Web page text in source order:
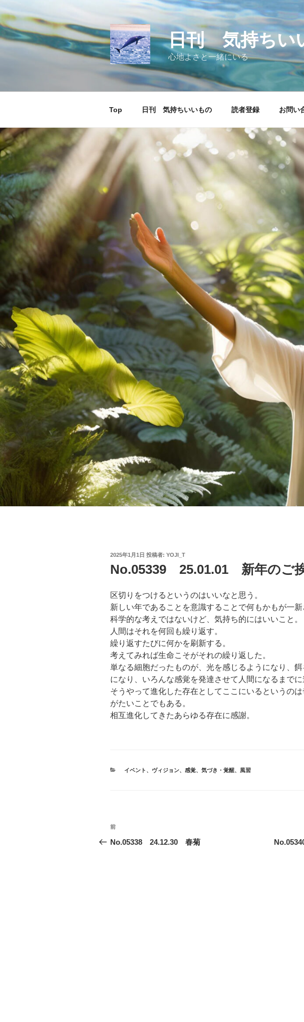
ン
テ
ン
キ
日刊 気持ちい
心地よさと一緒にいる
Top 日刊 気持ちいいもの 読者登録 お問い
投
日:
2025年1月1日 投稿者: YOJI_T
No.05339 25.01.01 新年のご
区切りをつけるというのはいいなと思う。
新しい年であることを意識することで何もかもが一新
科学的な考えではないけど、気持ち的にはいいこと。
人間はそれを何回も繰り返す。
繰り返すたびに何かを刷新する。
考えてみれば生命こそがそれの繰り返した。
単なる細胞だったものが、光を感じるようになり、餌
になり、いろんな感覚を発達させて人間になるまでに
そうやって進化した存在としてここにいるというのは
がたいことでもある。
相互進化してきたあらゆる存在に感謝。
カ
イベント 、 ヴィジョン、 感覚、 気づき・覚醒、 風習
投
稿
前
の
前
No.05338 24.12.30 春菊